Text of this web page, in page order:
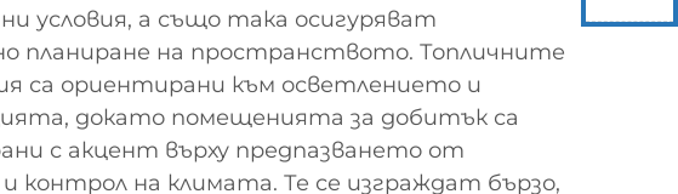
условия, а също така осигуряват
планиране на пространството. Топличните
са ориентирани към осветлението и
докато помещенията за добитък са
с акцент върху предпазването от
контрол на климата. Те се изграждат бързо,